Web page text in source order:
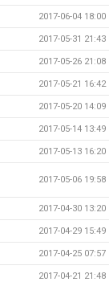
2017-06-04 18:00
2017-05-31 21:43
2017-05-26 21:08
2017-05-21 16:42
2017-05-20 14:09
2017-05-14 13:49
2017-05-13 16:20
2017-05-06 19:58
2017-04-30 13:20
2017-04-29 15:49
2017-04-25 07:57
2017-04-21 21:48